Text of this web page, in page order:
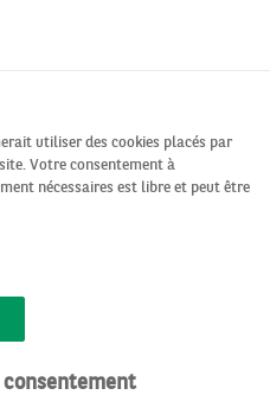
constituer une
ou pour préparer
à lutter contre le
utiliser des cookies placés par
Votre consentement à
nécessaires est libre et peut être